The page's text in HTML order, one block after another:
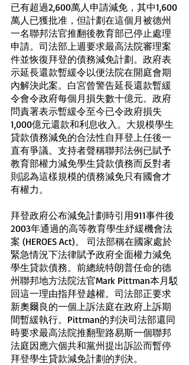
已有超過2,600萬人申請減免，其中1,600
萬人已獲批准，但計劃在這個月被德州
一名聯邦法官推翻後教育部已停止處理
申請。司法部上週要求最高法院審理案
件並恢復拜登的債務減免計劃。政府表
示延長還款暫緩令以便法院在開庭會期
內解決此案。白宮曾警告延長還款暫緩
令會令政府每個月損失數十億元。政府
問責署表示暫緩令至今已令政府損失
1,000億元還款和利息收入。大規模學生
貸款債務減免的合法性自拜登上任後一
直有爭議。支持者聲稱聯邦法例已賦予
教育部權力減免學生貸款債務而反對者
則認為這樣規模的債務減免只有國會才
有權力。
拜登政府公布減免計劃時引用911事件後
2003年通過的高等教育學生紓緩機會法
案 (HEROES Act)。 司法部稱在國家處於
緊急情況下法律賦予政府全面權力減免
學生貸款債務。前總統特朗普任命的德
州聯邦地方法院法官Mark Pittman本月駁
回這一理由指拜登越權。司法部正要求
新奧爾良的一個上訴法庭在政府上訴期
間暫緩執行。Pittman的判決司法部還同
時要求最高法院推翻聖路易斯一個聯邦
法庭因應六個共和黨州提出訴訟而暫停
拜登學生貸款減免計劃的判決。